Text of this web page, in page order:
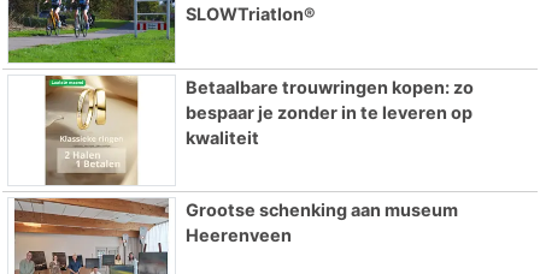
SLOWTriatlon®
Betaalbare trouwringen kopen: zo
bespaar je zonder in te leveren op
kwaliteit
Grootse schenking aan museum
Heerenveen